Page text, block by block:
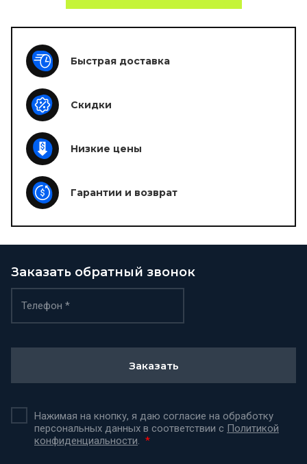
Быстрая доставка
Скидки
Низкие цены
Гарантии и возврат
Заказать обратный звонок
Нажимая на кнопку, я даю согласие на обработку
персональных данных в соответствии с Политикой
конфиденциальности. *
Заказать